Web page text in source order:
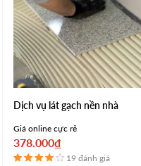
Dịch vụ lát gạch nền nhà
Giá online cực rẻ
378.000₫
19 đánh giá